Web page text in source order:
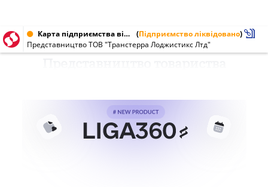
Карта підприємства від 15.12.2001 (Підприємство ліквідовано)
Представництво ТОВ "Транстерра Лоджистикс Лтд"